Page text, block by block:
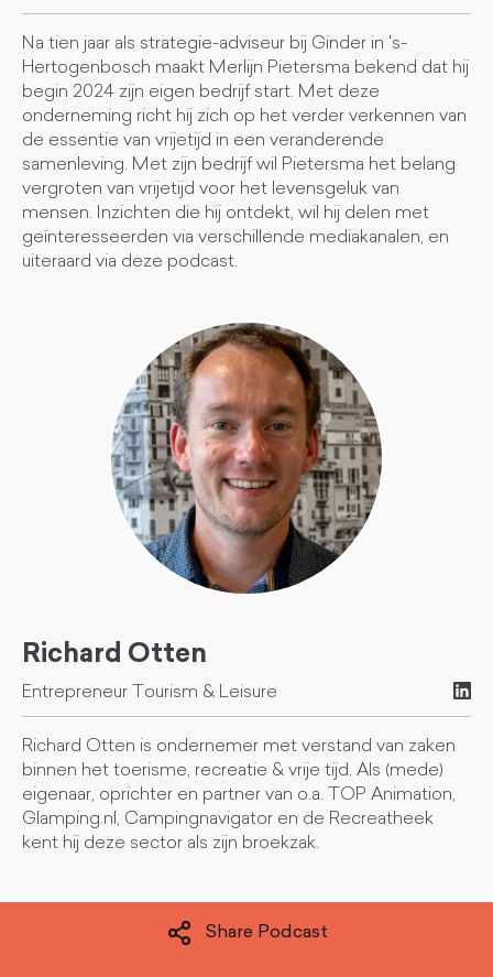
Na tien jaar als strategie-adviseur bij Ginder in 's-
Hertogenbosch maakt Merlijn Pietersma bekend dat hij
begin 2024 zijn eigen bedrijf start. Met deze
onderneming richt hij zich op het verder verkennen van
de essentie van vrijetijd in een veranderende
samenleving. Met zijn bedrijf wil Pietersma het belang
vergroten van vrijetijd voor het levensgeluk van
mensen. Inzichten die hij ontdekt, wil hij delen met
geïnteresseerden via verschillende mediakanalen, en
uiteraard via deze podcast.
Richard Otten
Entrepreneur Tourism & Leisure
Richard Otten is ondernemer met verstand van zaken
binnen het toerisme, recreatie & vrije tijd. Als (mede)
eigenaar, oprichter en partner van o.a. TOP Animation,
Glamping.nl, Campingnavigator en de Recreatheek
kent hij deze sector als zijn broekzak.
Share Podcast